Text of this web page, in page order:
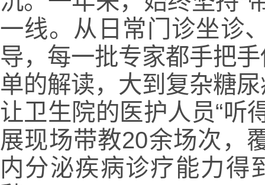
一线。从日常门诊坐诊
导，每一批专家都手把
单的解读，大到复杂糖
让卫生院的医护人员“听
展现场带教20余场次，
内分泌疾病诊疗能力得